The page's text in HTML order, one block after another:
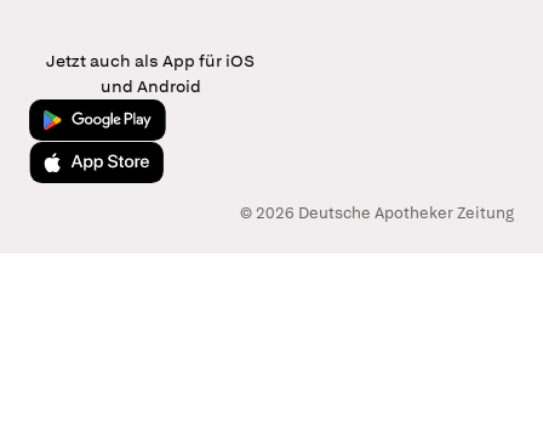
Jetzt auch als App für iOS
und Android
Jetzt bei Google Play
Laden im App Store
© 2026 Deutsche Apotheker Zeitung